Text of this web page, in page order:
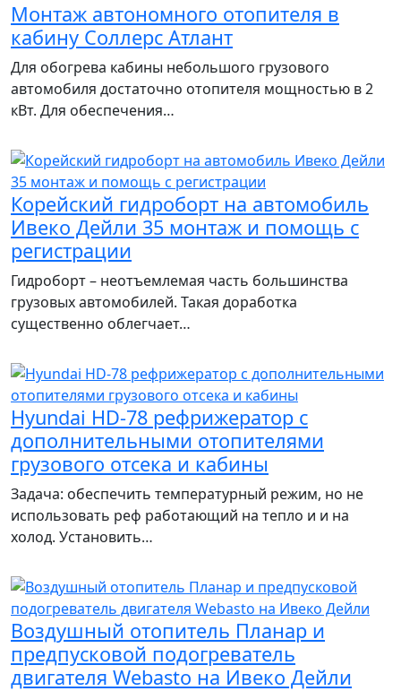
Монтаж автономного отопителя в
кабину Соллерс Атлант
Для обогрева кабины небольшого грузового
автомобиля достаточно отопителя мощностью в 2
кВт. Для обеспечения…
Корейский гидроборт на автомобиль
Ивеко Дейли 35 монтаж и помощь с
регистрации
Гидроборт – неотъемлемая часть большинства
грузовых автомобилей. Такая доработка
существенно облегчает…
Hyundai HD-78 рефрижератор с
дополнительными отопителями
грузового отсека и кабины
Задача: обеспечить температурный режим, но не
использовать реф работающий на тепло и и на
холод. Установить…
Воздушный отопитель Планар и
предпусковой подогреватель
двигателя Webasto на Ивеко Дейли